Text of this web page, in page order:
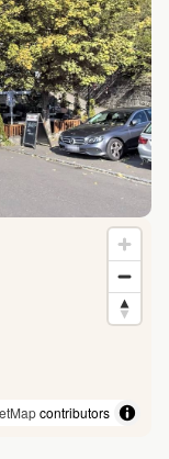
contributors